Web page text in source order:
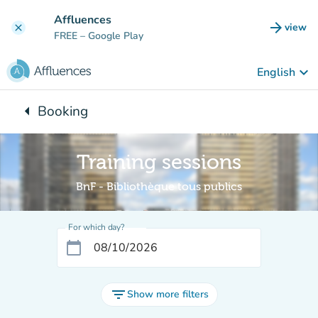
clear Affluences
FREE – Google Play arrow_forward view
(new
English keyboard_arrow_down
arrow_leftBack to:
Booking
Training sessions
BnF - Bibliothèque tous publics
For which day?
calendar_today
filter_listShow more filters